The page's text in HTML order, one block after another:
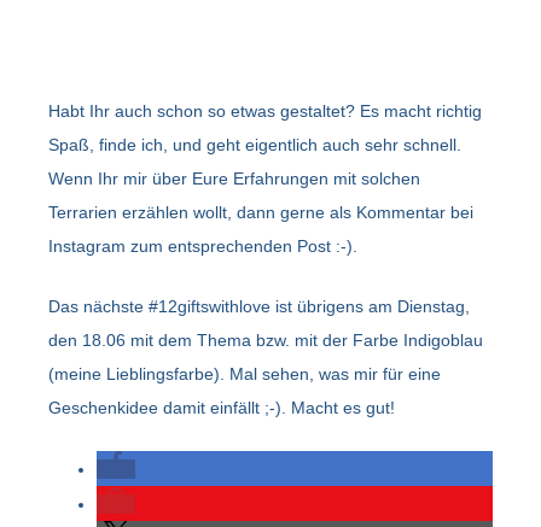
Habt Ihr auch schon so etwas gestaltet? Es macht richtig
Spaß, finde ich, und geht eigentlich auch sehr schnell.
Wenn Ihr mir über Eure Erfahrungen mit solchen
Terrarien erzählen wollt, dann gerne als Kommentar bei
Instagram zum entsprechenden Post :-).
Das nächste #12giftswithlove ist übrigens am Dienstag,
den 18.06 mit dem Thema bzw. mit der Farbe Indigoblau
(meine Lieblingsfarbe). Mal sehen, was mir für eine
Geschenkidee damit einfällt ;-). Macht es gut!